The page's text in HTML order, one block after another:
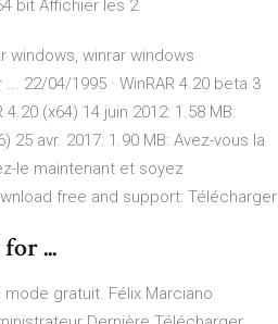
bit Affichier les 2
windows, winrar windows
22/04/1995 · WinRAR 4.20 beta 3
4.20 (x64) 14 juin 2012: 1.58 MB:
25 avr. 2017: 1.90 MB: Avez-vous la
le maintenant et soyez
free and support: Télécharger
...
gratuit. Félix Marciano